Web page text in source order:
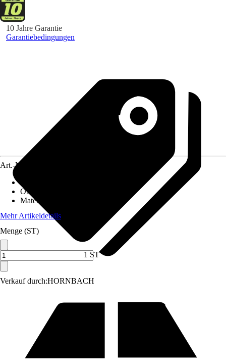
10 Jahre Garantie
Garantiebedingungen
Verkauf durch:HORNBACH
Art.-Nr.
Oberfläche Stiel
Material Gerät
Mehr Artikeldetails
Menge (ST)
1 ST